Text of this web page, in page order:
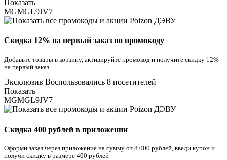
Показать
MGMGL9JV7
Скидка 12% на первый заказ по промокоду
Добавьте товары в корзину, активируйте промокод и получите скидку 12%
на первый заказ
Эксклюзив Воспользовались 8 посетителей
Показать
MGMGL9JV7
Скидка 400 рублей в приложении
Оформи заказ через приложение на сумму от 8 000 рублей, введи купон и
получи скидку в размере 400 рублей